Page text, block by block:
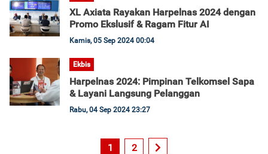
XL Axiata Rayakan Harpelnas 2024 dengan
Promo Ekslusif & Ragam Fitur AI
Kamis, 05 Sep 2024 00:04
Ekbis
Harpelnas 2024: Pimpinan Telkomsel Sapa
& Layani Langsung Pelanggan
Rabu, 04 Sep 2024 23:27
1 2